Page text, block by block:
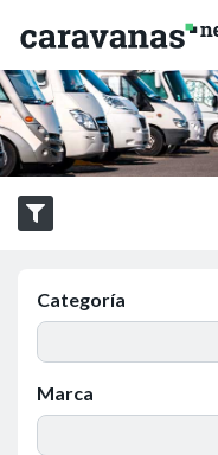
Categoría
Marca